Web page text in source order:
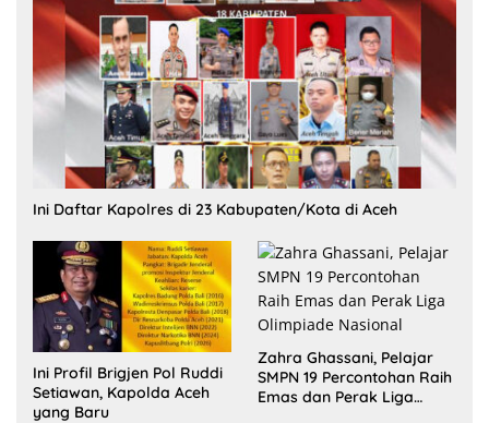
Ini Daftar Kapolres di 23 Kabupaten/Kota di Aceh
Ini Profil Brigjen Pol Ruddi
Setiawan, Kapolda Aceh
yang Baru
Zahra Ghassani, Pelajar
SMPN 19 Percontohan Raih
Emas dan Perak Liga